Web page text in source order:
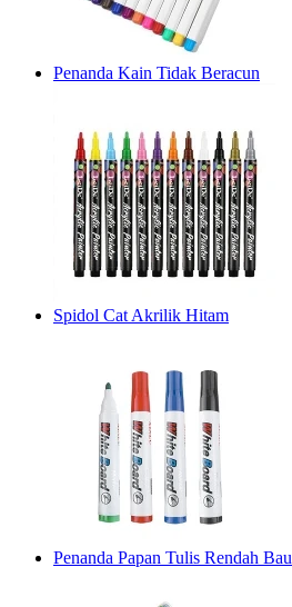
Penanda Kain Tidak Beracun
Spidol Cat Akrilik Hitam
Penanda Papan Tulis Rendah Bau